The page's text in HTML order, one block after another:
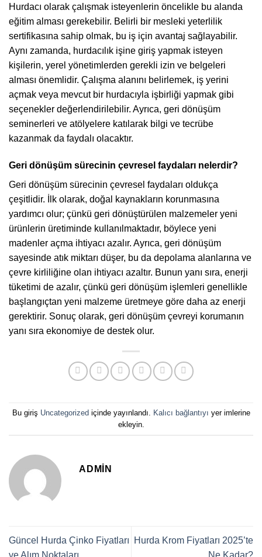
Hurdacı olarak çalışmak isteyenlerin öncelikle bu alanda
eğitim alması gerekebilir. Belirli bir mesleki yeterlilik
sertifikasına sahip olmak, bu iş için avantaj sağlayabilir.
Aynı zamanda, hurdacılık işine giriş yapmak isteyen
kişilerin, yerel yönetimlerden gerekli izin ve belgeleri
alması önemlidir. Çalışma alanını belirlemek, iş yerini
açmak veya mevcut bir hurdacıyla işbirliği yapmak gibi
seçenekler değerlendirilebilir. Ayrıca, geri dönüşüm
seminerleri ve atölyelere katılarak bilgi ve tecrübe
kazanmak da faydalı olacaktır.
Geri dönüşüm sürecinin çevresel faydaları nelerdir?
Geri dönüşüm sürecinin çevresel faydaları oldukça
çeşitlidir. İlk olarak, doğal kaynakların korunmasına
yardımcı olur; çünkü geri dönüştürülen malzemeler yeni
ürünlerin üretiminde kullanılmaktadır, böylece yeni
madenler açma ihtiyacı azalır. Ayrıca, geri dönüşüm
sayesinde atık miktarı düşer, bu da depolama alanlarına ve
çevre kirliliğine olan ihtiyacı azaltır. Bunun yanı sıra, enerji
tüketimi de azalır, çünkü geri dönüşüm işlemleri genellikle
başlangıçtan yeni malzeme üretmeye göre daha az enerji
gerektirir. Sonuç olarak, geri dönüşüm çevreyi korumanın
yanı sıra ekonomiye de destek olur.
Bu giriş Uncategorizediçinde yayınlandı. Kalıcı bağlantıyı yer imlerine
ekleyin.
ADMIN
Güncel Hurda Çinko Fiyatları
Hurda Krom Fiyatları 2025’te